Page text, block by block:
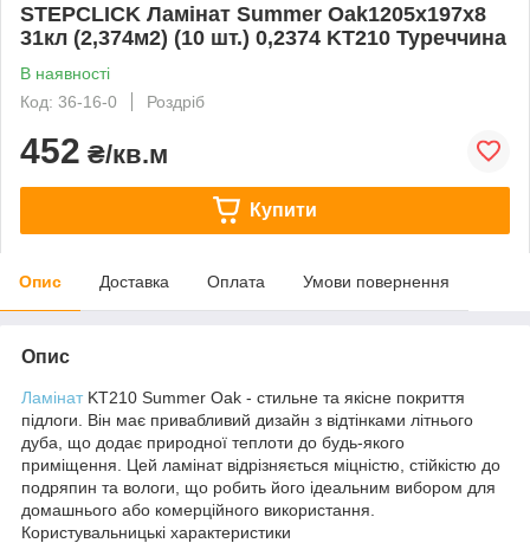
STEPCLICK Ламінат Summer Oak1205x197х8
31кл (2,374м2) (10 шт.) 0,2374 KT210 Туреччина
В наявності
Код: 36-16-0
Роздріб
452 ₴/кв.м
Купити
Опис Доставка Оплата Умови повернення
Опис
ЛамінатKT210 Summer Oak - стильне та якісне покриття
підлоги. Він має привабливий дизайн з відтінками літнього
дуба, що додає природної теплоти до будь-якого
приміщення. Цей ламінат відрізняється міцністю, стійкістю до
подряпин та вологи, що робить його ідеальним вибором для
домашнього або комерційного використання.
Користувальницькі характеристики